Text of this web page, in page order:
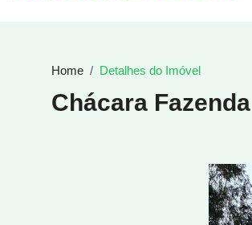
Home Detalhes do Imóvel
Chácara